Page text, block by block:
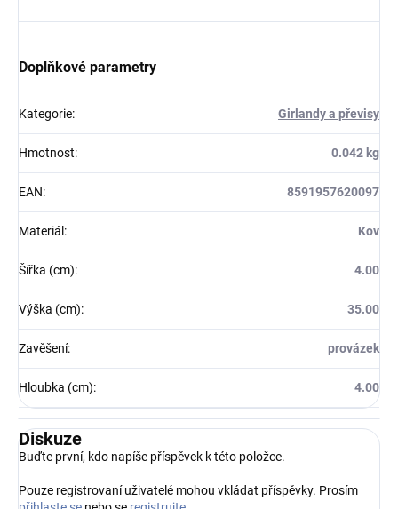
Doplňkové parametry
Kategorie: Girlandy a převisy
Hmotnost: 0.042 kg
EAN: 8591957620097
Materiál : Kov
Šířka (cm): 4.00
Výška (cm): 35.00
Zavěšení: provázek
Hloubka (cm): 4.00
Diskuze
Buďte první, kdo napíše příspěvek k této položce.
Pouze registrovaní uživatelé mohou vkládat příspěvky. Prosím